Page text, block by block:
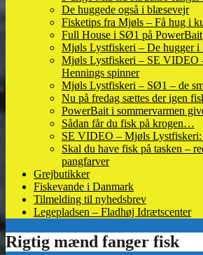
De huggede også i blæsevejr
Fisketips fra Mjøls – Få hug i
Full House i SØ1 på PowerBait
Mjøls Lystfiskeri – De hugger i
Mjøls Lystfiskeri – SE VIDEO
Hennings spinner
Mjøls Lystfiskeri – SØ1 – de
Nu på fredag sættes der igen
PowerBait i sommervarmen
Sådan får du fisk på krogen…
SE VIDEO – Mjøls
Skal du have fisk på tasken –
pangfarver
Grejbutikker
Fiskevande i Danmark
Tilmelding til nyhedsbrev
Legepladsen – Fladhøj Idrætscenter